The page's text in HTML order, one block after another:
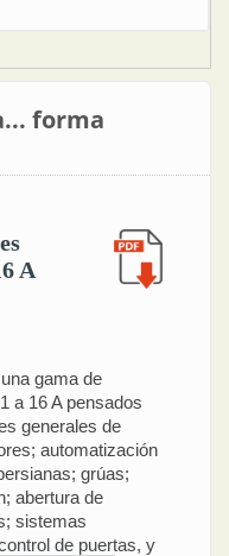
forma
A
gama de
a 16 A pensados
generales de
automatización
grúas;
abertura de
sistemas
de puertas, y